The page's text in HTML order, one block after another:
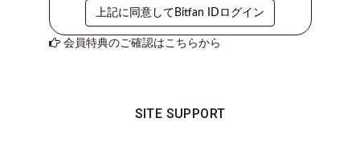
や
き
ABOUT
上記に同意してBitfan IDログイン
会員特典のご確認はこちらから
SITE SUPPORT